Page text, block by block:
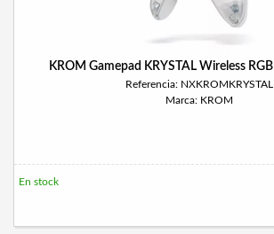
KROM Gamepad KRYSTAL Wireless
Referencia: NXKROMKRYSTAL
Marca: KROM
En stock